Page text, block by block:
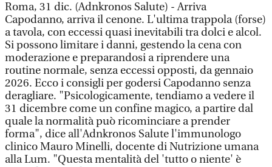
Roma, 31 dic. (Adnkronos Salute) - Arriva
Capodanno, arriva il cenone. L'ultima trappola (forse)
a tavola, con eccessi quasi inevitabili tra dolci e alcol.
Si possono limitare i danni, gestendo la cena con
moderazione e preparandosi a riprendere una
routine normale, senza eccessi opposti, da gennaio
2026. Ecco i consigli per godersi Capodanno senza
deragliare. "Psicologicamente, tendiamo a vedere il
31 dicembre come un confine magico, a partire dal
quale la normalità può ricominciare a prender
forma", dice all'Adnkronos Salute l'immunologo
clinico Mauro Minelli, docente di Nutrizione umana
alla Lum. "Questa mentalità del 'tutto o niente' è